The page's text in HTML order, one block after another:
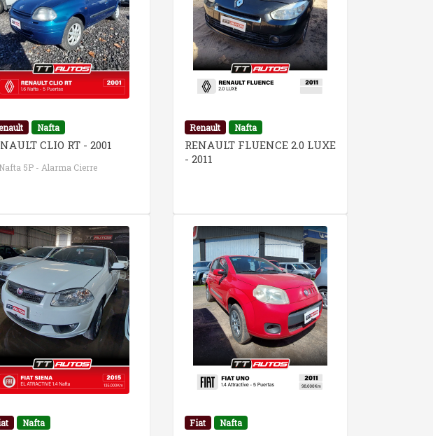
Nafta
CLIO RT - 2001
5P - Alarma Cierre
Renault Nafta
RENAULT FLUENCE 2.0 LUXE
- 2011
Nafta Fiat Nafta